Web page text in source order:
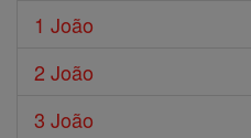
1 João
2 João
3 João